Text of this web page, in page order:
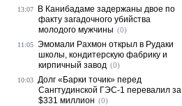
13:07
В Канибадаме задержаны двое по
факту загадочного убийства
молодого мужчины (0)
11:05 Эмомали Рахмон открыл в Рудаки
школы, кондитерскую фабрику и
кирпичный завод (0)
10:03 Долг «Барки точик» перед
Сангтудинской ГЭС-1 перевалил за
$331 миллион (0)